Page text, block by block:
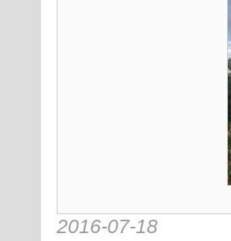
2016-07-18